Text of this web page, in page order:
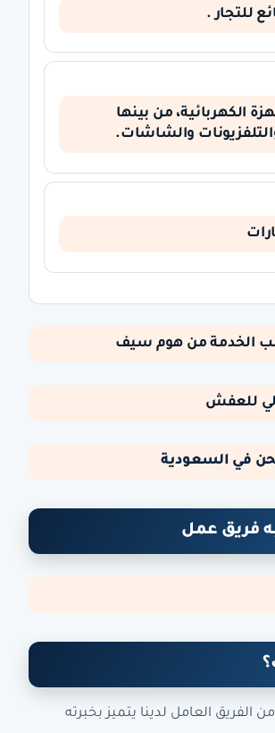
للتجار .
الكهربائية، من بينها
والشاشات.
الخدمة من هوم سيف
للعفش
في السعودية
فريق عمل
الفريق العامل لدينا يتميز بخبرته